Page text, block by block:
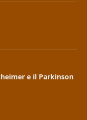
e il Parkinson